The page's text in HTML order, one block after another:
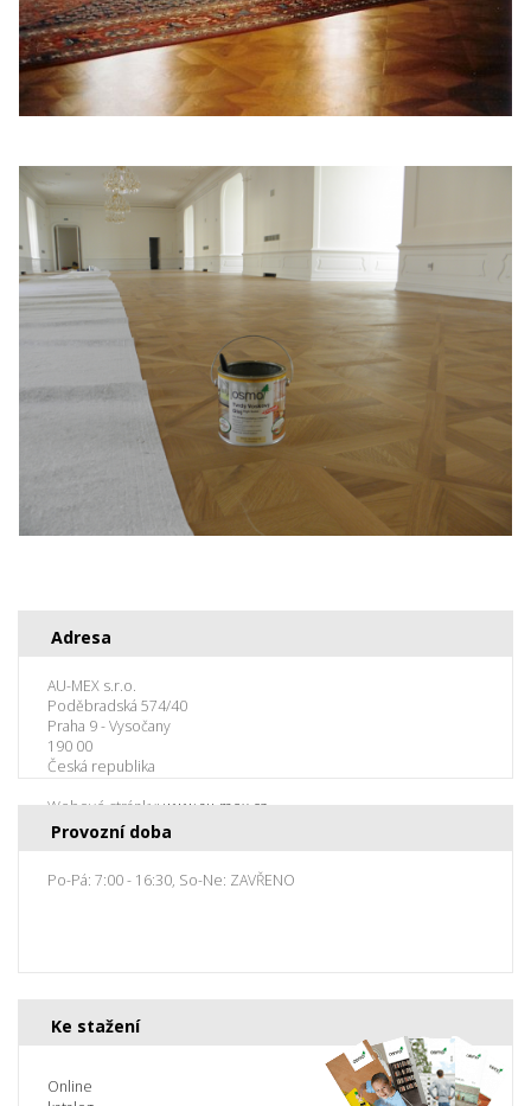
Adresa
AU-MEX s.r.o.
Poděbradská 574/40
Praha 9 - Vysočany
190 00
Česká republika
Webové stránky: www.au-mex.cz
Provozní doba
Po-Pá: 7:00 - 16:30, So-Ne: ZAVŘENO
Ke stažení
Online